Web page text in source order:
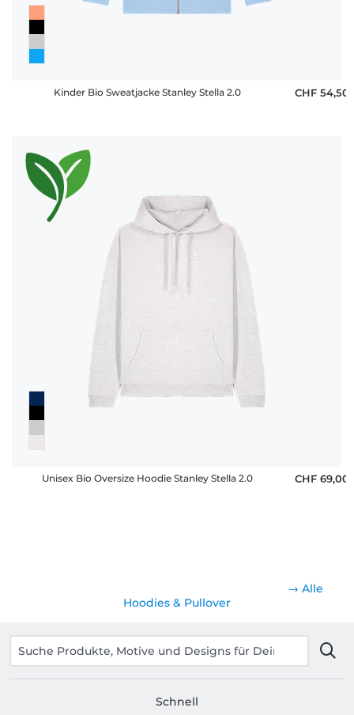
Kinder Bio Sweatjacke Stanley Stella 2.0 CHF 54,50
Unisex Bio Oversize Hoodie Stanley Stella 2.0 CHF 69,00
→ Alle
Hoodies & Pullover
Schnell